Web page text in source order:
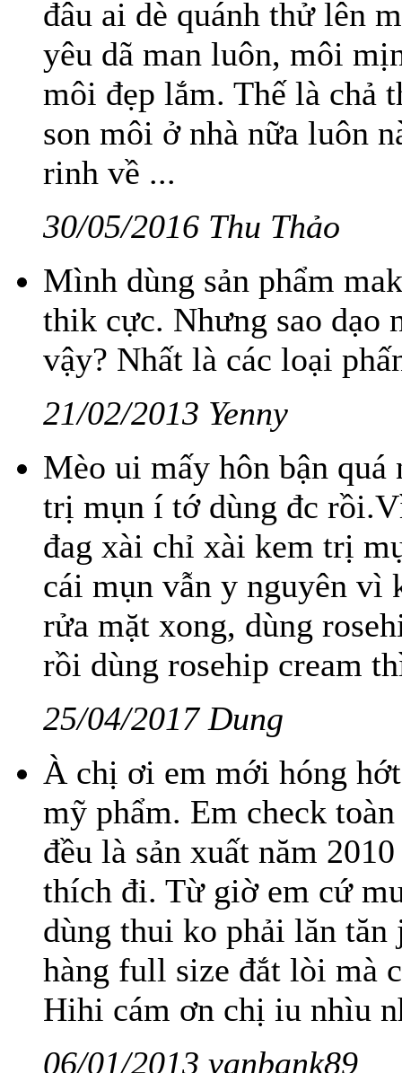
đâu ai dè quánh thử lên
yêu dã man luôn, môi
môi đẹp lắm. Thế là chả
son môi ở nhà nữa luôn
rinh về ...
30/05/2016 Thu Thảo
Mình dùng sản phẩm
thik cực. Nhưng sao dạo
vậy? Nhất là các loại
21/02/2013 Yenny
Mèo ui mấy hôn bận
trị mụn í tớ dùng đc
đag xài chỉ xài kem trị
cái mụn vẫn y nguyên vì
rửa mặt xong, dùng
rồi dùng rosehip cream
25/04/2017 Dung
À chị ơi em mới hóng
mỹ phẩm. Em check
đều là sản xuất năm
thích đi. Từ giờ em cứ
dùng thui ko phải lăn tăn
hàng full size đắt lòi mà
Hihi cám ơn chị iu nhìu
06/01/2013 vanbank89